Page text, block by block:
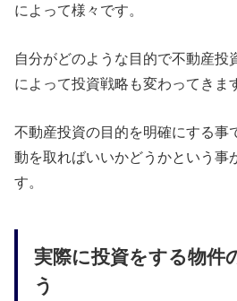
によって様々です。
自分がどのような目的で不動産投
によって投資戦略も変わってきま
不動産投資の目的を明確にする事
動を取ればいいかどうかという事
す。
実際に投資をする物件
う